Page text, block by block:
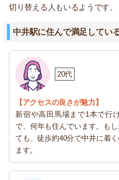
切り替える人もいるようです。
中井駅に住んで満足してい
20代
【アクセスの良さが魅力】
新宿や高田馬場まで1本で行
で、何年も住んでいます。も
ても、徒歩約40分で中井に着
ます。